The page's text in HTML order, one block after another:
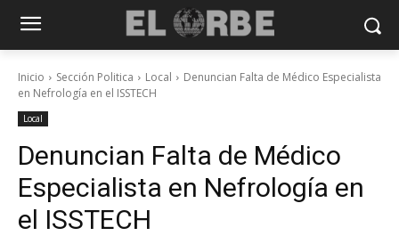
Inicio Sección Politica Local
Denuncian Falta de Médico Especialista
en Nefrología en el ISSTECH
Local
Denuncian Falta de Médico
Especialista en Nefrología en
el ISSTECH